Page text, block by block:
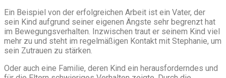
Ein Beispiel von der erfolgreichen Arbeit ist ein Vater, der
sein Kind aufgrund seiner eigenen Ängste sehr begrenzt hat
im Bewegungsverhalten. Inzwischen traut er seinem Kind viel
mehr zu und steht im regelmäßigen Kontakt mit Stephanie, um
sein Zutrauen zu stärken.
Oder auch eine Familie, deren Kind ein herausforderndes und